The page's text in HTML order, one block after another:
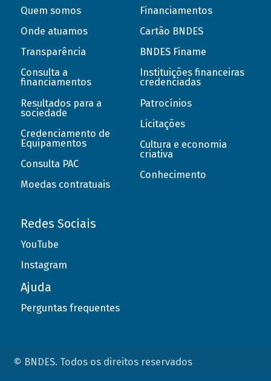
Quem somos
Onde atuamos
Transparência
Consulta a
financiamentos
Resultados para a
sociedade
Credenciamento de
Equipamentos
Consulta PAC
Moedas contratuais
Financiamentos
Cartão BNDES
BNDES Finame
Instituições financeiras
credenciadas
Patrocínios
Licitações
Cultura e economia
criativa
Conhecimento
Redes Sociais
YouTube
Instagram
Ajuda
Perguntas frequentes
© BNDES. Todos os direitos reservados